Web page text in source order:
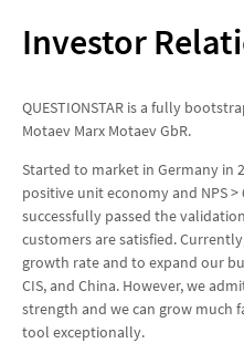
Investor
QUESTIONSTAR is a fully
Motaev Marx Motaev GbR.
Started to market in Germany in
positive unit economy and NPS
successfully passed the
customers are satisfied.
growth rate and to expand our
CIS, and China. However, we
strength and we can grow much
tool exceptionally.